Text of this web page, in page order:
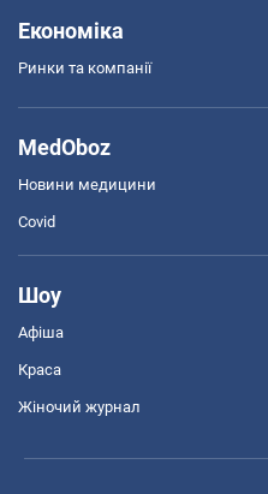
Економіка
Ринки та компанії
MedOboz
Новини медицини
Covid
Шоу
Афіша
Краса
Жіночий журнал